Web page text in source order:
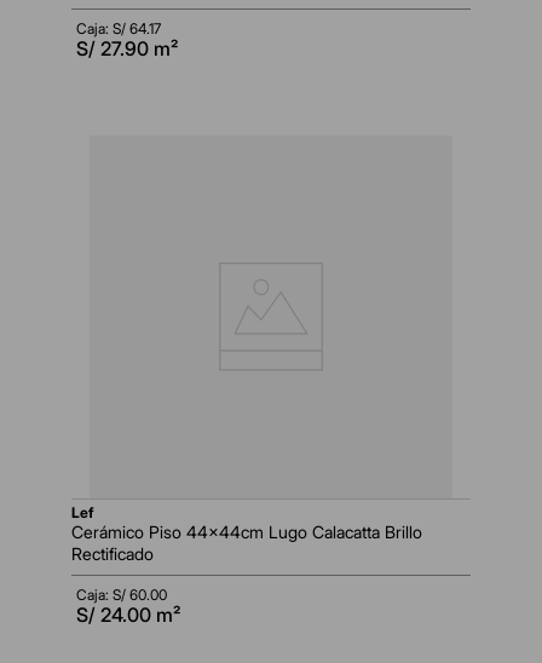
Caja: S/ 64.17
S/ 27.90 m²
lef
Cerámico Piso 44x44cm Lugo Calacatta Brillo
Rectificado
Caja: S/ 60.00
S/ 24.00 m²